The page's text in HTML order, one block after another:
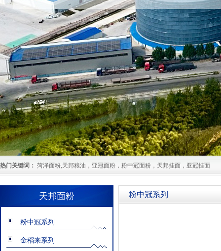
热门关键词： 菏泽面粉,天邦粮油，亚冠面粉，粉中冠面粉，天邦挂面，亚冠挂面
天邦面粉
粉中冠系列
金稻来系列
粉中冠系列